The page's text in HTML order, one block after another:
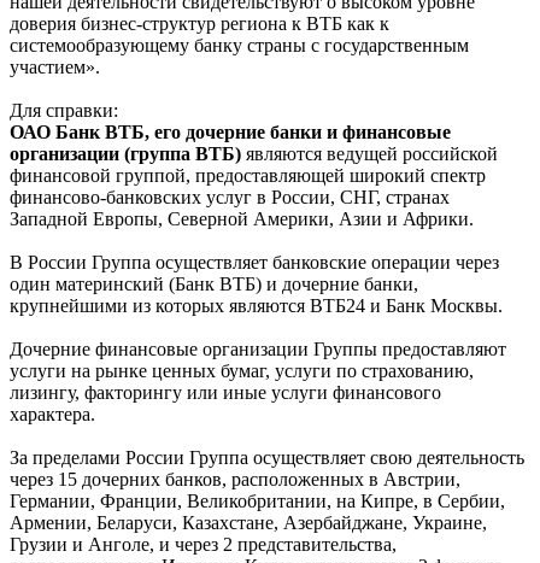
доверия бизнес-структур региона к ВТБ как к
системообразующему банку страны с государственным
участием».
Для справки:
ОАО Банк ВТБ, его дочерние банки и финансовые
организации (группа ВТБ) являются ведущей российской
финансовой группой, предоставляющей широкий спектр
финансово-банковских услуг в России, СНГ, странах
Западной Европы, Северной Америки, Азии и Африки.
В России Группа осуществляет банковские операции через
один материнский (Банк ВТБ) и дочерние банки,
крупнейшими из которых являются ВТБ24 и Банк Москвы.
Дочерние финансовые организации Группы предоставляют
услуги на рынке ценных бумаг, услуги по страхованию,
лизингу, факторингу или иные услуги финансового
характера.
За пределами России Группа осуществляет свою деятельность
через 15 дочерних банков, расположенных в Австрии,
Германии, Франции, Великобритании, на Кипре, в Сербии,
Армении, Беларуси, Казахстане, Азербайджане, Украине,
Грузии и Анголе, и через 2 представительства,